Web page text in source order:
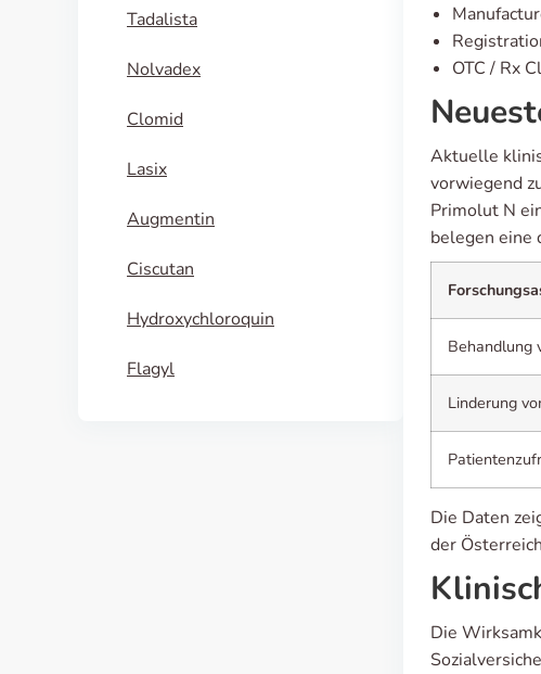
Tadalista
Nolvadex
Clomid
Lasix
Augmentin
Ciscutan
Hydroxychloroquin
Flagyl
OTC / Rx
Aktuelle
vorwiegend
Primolut N
belegen eine
Behandlung
Linderung
Die Daten
der
Die